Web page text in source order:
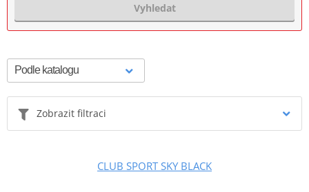
Vyhledat
Zobrazit filtraci
CLUB SPORT SKY BLACK